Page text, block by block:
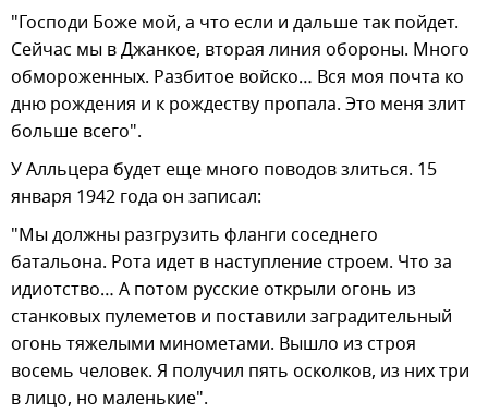
"Господи Боже мой, а что если и дальше так пойдет.
Сейчас мы в Джанкое, вторая линия обороны. Много
обмороженных. Разбитое войско… Вся моя почта ко
дню рождения и к рождеству пропала. Это меня злит
больше всего".
У Алльцера будет еще много поводов злиться. 15
января 1942 года он записал:
"Мы должны разгрузить фланги соседнего
батальона. Рота идет в наступление строем. Что за
идиотство… А потом русские открыли огонь из
станковых пулеметов и поставили заградительный
огонь тяжелыми минометами. Вышло из строя
восемь человек. Я получил пять осколков, из них три
в лицо, но маленькие".